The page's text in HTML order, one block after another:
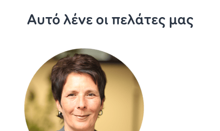
Αυτό λένε οι πελάτες μας